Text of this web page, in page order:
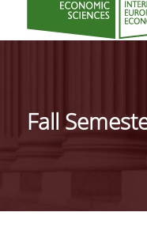
ΤΟ ΤΜΗΜΑ
ΓΕΝΙΚΕΣ
Fall